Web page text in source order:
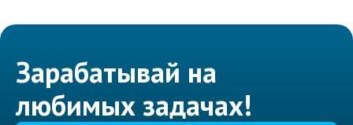
Зарабатывай на
любимых задачах!